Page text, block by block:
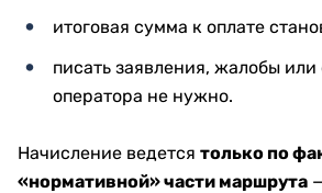
итоговая сумма к оплате
писать заявления, жалобы или
оператора не нужно.
Начисление ведется только по
«нормативной» части маршрута